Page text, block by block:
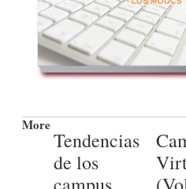
Tendencias
de los
More